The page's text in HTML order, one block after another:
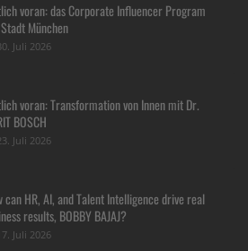
voran: das Corporate Influencer Program
München
Juli 2026
voran: Transformation von Innen mit Dr.
BOSCH
Juli 2026
can HR, AI, and Talent Intelligence drive real
results, BOBBY BAJAJ?
Juli 2026